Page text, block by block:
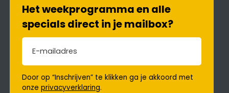
Het weekprogramma en alle
specials direct in je mailbox?
E-mailadres
Door op “Inschrijven” te klikken ga je akkoord met
onzeprivacyverklaring.